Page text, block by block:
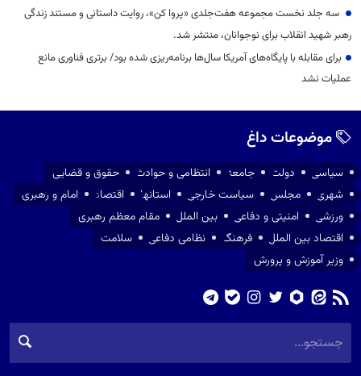
سه جلد نخست مجموعه هفت‌جلدی «پروا کن»، روایت داستانی و مستند زندگی
رهبر شهید انقلاب برای نوجوانان، منتشر شد.
برای مقابله با پایگاه‌های آمریکا سال‌ها برنامه‌ریزی شده بود/ برتری فناوری مانع
عملیات نشد
موضوعات داغ
سیاسی دولت جامعه انتظامی و حوادث
حقوق و قضایی
شهری
مجلس سیاست خارجی استانها اقتصاد
امام و رهبری
ورزشی
امنیتی و دفاعی بین الملل
مقام معظم رهبری
اقتصاد بین الملل
فرهنگ نظامی دفاعی
سلامت
وزیر آموزش و پرورش